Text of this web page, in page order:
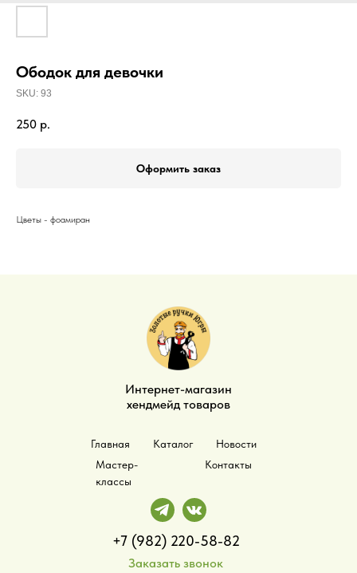
Ободок для девочки
SKU: 93
250 р.
Оформить заказ
Цветы - фоамиран
Интернет-магазин
хендмейд товаров
Главная Каталог
Новости
Мастер-
классы
Контакты
+7 (982) 220-58-82
Заказать звонок